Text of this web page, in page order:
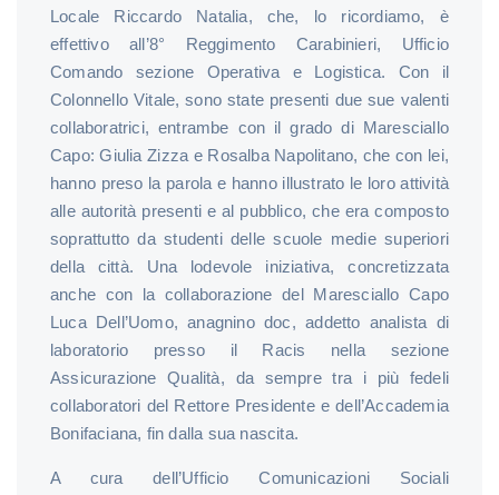
Locale Riccardo Natalia, che, lo ricordiamo, è
effettivo all’8° Reggimento Carabinieri, Ufficio
Comando sezione Operativa e Logistica. Con il
Colonnello Vitale, sono state presenti due sue valenti
collaboratrici, entrambe con il grado di Maresciallo
Capo: Giulia Zizza e Rosalba Napolitano, che con lei,
hanno preso la parola e hanno illustrato le loro attività
alle autorità presenti e al pubblico, che era composto
soprattutto da studenti delle scuole medie superiori
della città. Una lodevole iniziativa, concretizzata
anche con la collaborazione del Maresciallo Capo
Luca Dell’Uomo, anagnino doc, addetto analista di
laboratorio presso il Racis nella sezione
Assicurazione Qualità, da sempre tra i più fedeli
collaboratori del Rettore Presidente e dell’Accademia
Bonifaciana, fin dalla sua nascita.
A cura dell’Ufficio Comunicazioni Sociali